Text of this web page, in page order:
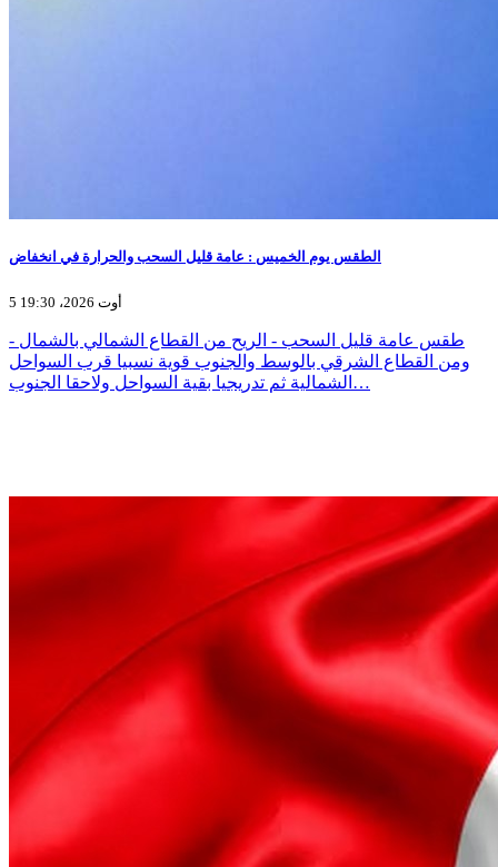
الطقس يوم الخميس : عامة قليل السحب والحرارة في انخفاض
5 أوت 2026، 19:30
- طقس عامة قليل السحب - الريح من القطاع الشمالي بالشمال
ومن القطاع الشرقي بالوسط والجنوب قوية نسبيا قرب السواحل
الشمالية ثم تدريجيا بقية السواحل ولاحقا الجنوب…